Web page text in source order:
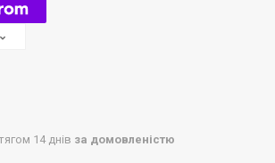
14 днів за домовленістю